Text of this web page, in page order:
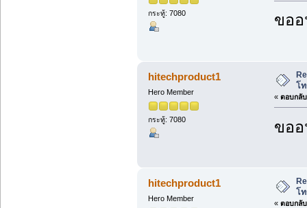
กระทู้: 7080 ขอ
hitechproduct1
Hero Member
กระทู้: 7080
โท
« ตอบกลั
ขอ
hitechproduct1
Hero Member
โท
« ตอบกลั